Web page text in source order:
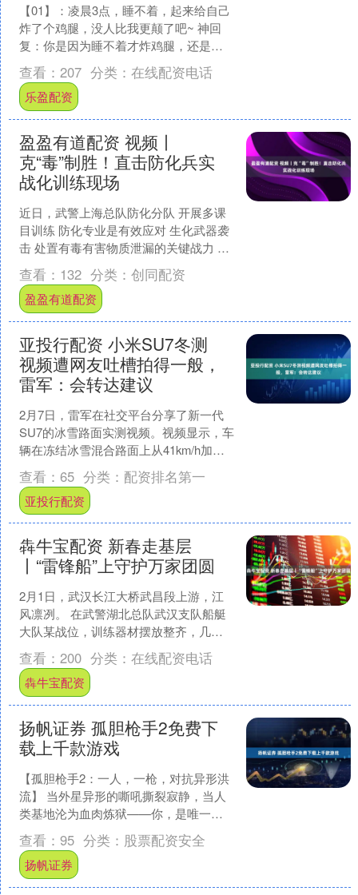
【01】：凌晨3点，睡不着，起来给自己
炸了个鸡腿，没人比我更颠了吧~ 神回
复：你是因为睡不着才炸鸡腿，还是因
为有鸡腿没炸，睡不着? 【02】： 神回
复：老实人吃....
查看： 207 分类： 在线配资电话
乐盈配资
盈盈有道配资 视频丨
克“毒”制胜！直击防化兵实
战化训练现场
近日，武警上海总队防化分队 开展多课
目训练 防化专业是有效应对 生化武器袭
击 处置有毒有害物质泄漏的关键战力 随
着指挥员一声令下 分队官兵迅速携带装
具集合登车 ....
查看： 132 分类： 创同配资
盈盈有道配资
亚投行配资 小米SU7冬测
视频遭网友吐槽拍得一般，
雷军：会转达建议
2月7日，雷军在社交平台分享了新一代
SU7的冰雪路面实测视频。视频显示，车
辆在冻结冰雪混合路面上从41km/h加速
至60km/h，行驶状态稳定。该内容发布
后，有....
查看： 65 分类： 配资排名第一
亚投行配资
犇牛宝配资 新春走基层
丨“雷锋船”上守护万家团圆
2月1日，武汉长江大桥武昌段上游，江
风凛冽。 在武警湖北总队武汉支队船艇
大队某战位，训练器材摆放整齐，几名
官兵正开展水上救援演练。 “大桥至中华
路码头是溺水高发....
查看： 200 分类： 在线配资电话
犇牛宝配资
扬帆证券 孤胆枪手2免费下
载上千款游戏
【孤胆枪手2：一人，一枪，对抗异形洪
流】 当外星异形的嘶吼撕裂寂静，当人
类基地沦为血肉炼狱——你，是唯一的
幸存者，也是最后的孤胆枪手。 作为经
典科幻动作射击续作....
查看： 95 分类： 股票配资安全
扬帆证券